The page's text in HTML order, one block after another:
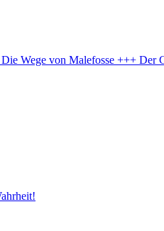
Wege von Malefosse +++ Der